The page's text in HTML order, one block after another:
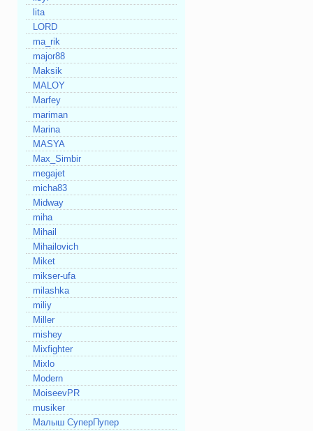
lita
LORD
ma_rik
major88
Maksik
MALOY
Marfey
mariman
Marina
MASYA
Max_Simbir
megajet
micha83
Midway
miha
Mihail
Mihailovich
Miket
mikser-ufa
milashka
miliy
Miller
mishey
Mixfighter
Mixlo
Modern
MoiseevPR
musiker
Mалыш СуперПупер